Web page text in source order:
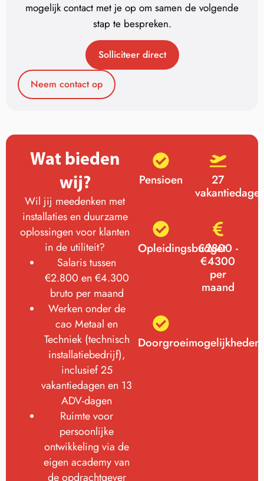
mogelijk contact met je op om samen de volgende
stap te bespreken.
Solliciteer direct
Neem contact op
Wat bieden
wij?
Wil jij meedenken met
installaties en duurzame
oplossingen voor klanten
in de utiliteit?
Salaris tussen
€2.800 en €4.300
bruto per maand
Werken onder de
cao Metaal en
Techniek (technisch
installatiebedrijf),
inclusief 25
vakantiedagen en 13
ADV-dagen
Ruimte voor
persoonlijke
ontwikkeling via de
eigen academy van
de opdrachtgever
Pensioen
27
Opleidingsbudget
€2800 -
€4300
per
maand
Doorgroeimogelijkheden